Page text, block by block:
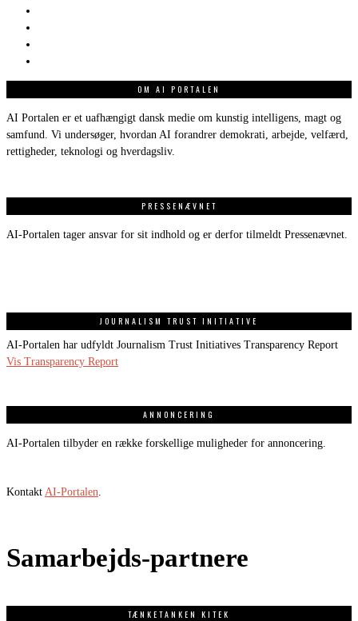
OM AI PORTALEN
AI Portalen er et uafhængigt dansk medie om kunstig intelligens, magt og
samfund. Vi undersøger, hvordan AI forandrer demokrati, arbejde, velfærd,
rettigheder, teknologi og hverdagsliv.
PRESSENÆVNET
AI-Portalen tager ansvar for sit indhold og er derfor tilmeldt Pressenævnet.
JOURNALISM TRUST INITIATIVE
AI-Portalen har udfyldt Journalism Trust Initiatives Transparency Report
Vis Transparency Report
ANNONCERING
AI-Portalen tilbyder en række forskellige muligheder for annoncering.
Kontakt AI-Portalen
Samarbejds-partnere
TÆNKETANKEN KITEK